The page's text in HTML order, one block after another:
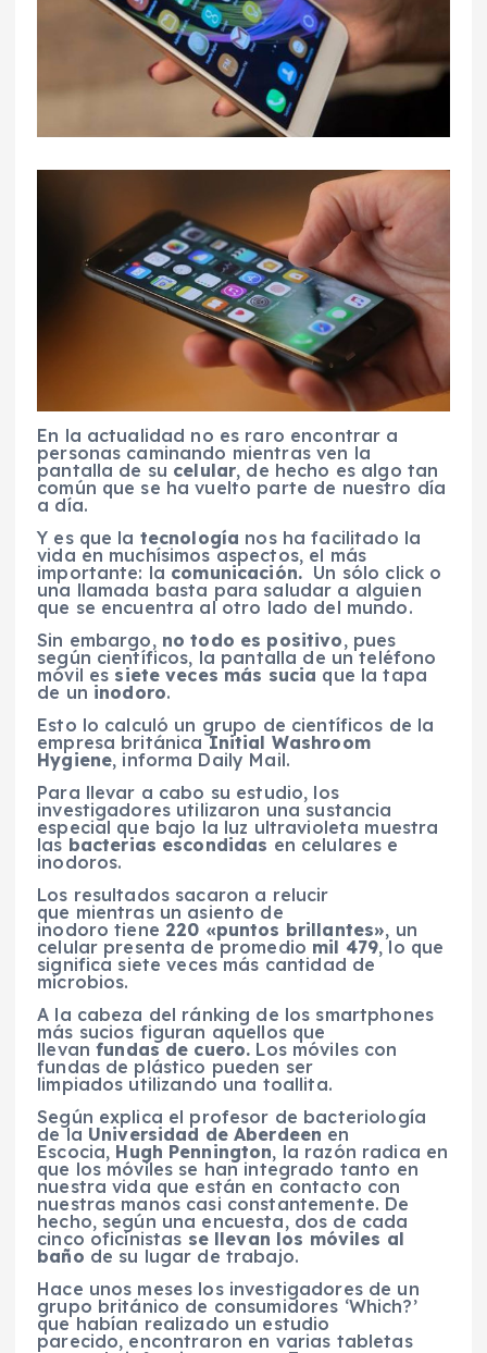
En la actualidad no es raro encontrar a
personas caminando mientras ven la
pantalla de su celular, de hecho es algo tan
común que se ha vuelto parte de nuestro día
a día.
Y es que la tecnología nos ha facilitado la
vida en muchísimos aspectos, el más
importante: la comunicación. Un sólo click o
una llamada basta para saludar a alguien
que se encuentra al otro lado del mundo.
Sin embargo, no todo es positivo, pues
según científicos, la pantalla de un teléfono
móvil es siete veces más sucia que la tapa
de un inodoro.
Esto lo calculó un grupo de científicos de la
empresa británicaInitial Washroom
Hygiene, informa Daily Mail.
Para llevar a cabo su estudio, los
investigadores utilizaron una sustancia
especial que bajo la luz ultravioleta muestra
las bacterias escondidas en celulares e
inodoros.
Los resultados sacaron a relucir
que mientras un asiento de
inodoro tiene 220 «puntos brillantes», un
celular presenta de promedio mil 479, lo que
significa siete veces más cantidad de
microbios.
A la cabeza del ránking de los smartphones
más sucios figuran aquellos que
llevanfundas de cuero. Los móviles con
fundas de plástico pueden ser
limpiados utilizando una toallita.
Según explica el profesor de bacteriología
de la Universidad de Aberdeen en
Escocia, Hugh Pennington, la razón radica en
que los móviles se han integrado tanto en
nuestra vida que están en contacto con
nuestras manos casi constantemente. De
hecho, según una encuesta, dos de cada
cinco oficinistas se llevan los móviles al
baño de su lugar de trabajo.
Hace unos meses los investigadores de un
grupo británico de consumidores ‘Which?’
que habían realizado un estudio
parecido, encontraron en varias tabletas